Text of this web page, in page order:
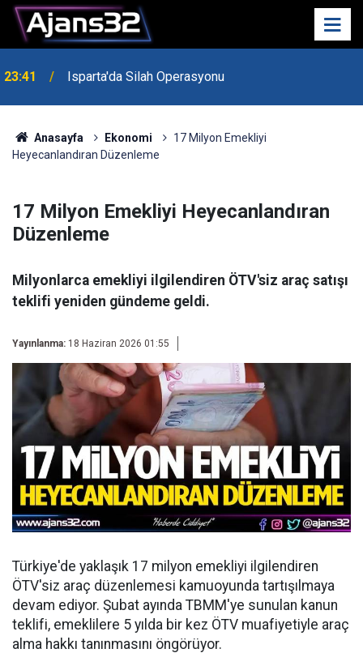
23:41 Isparta'da Silah Operasyonu
Anasayfa Ekonomi
17 Milyon Emekliyi
Heyecanlandıran Düzenleme
17 Milyon Emekliyi Heyecanlandıran
Düzenleme
Milyonlarca emekliyi ilgilendiren ÖTV'siz araç satışı
teklifi yeniden gündeme geldi.
Yayınlanma: 18 Haziran 2026 01:55
Türkiye'de yaklaşık 17 milyon emekliyi ilgilendiren
ÖTV'siz araç düzenlemesi kamuoyunda tartışılmaya
devam ediyor. Şubat ayında TBMM'ye sunulan kanun
teklifi, emeklilere 5 yılda bir kez ÖTV muafiyetiyle araç
alma hakkı tanınmasını öngörüyor.